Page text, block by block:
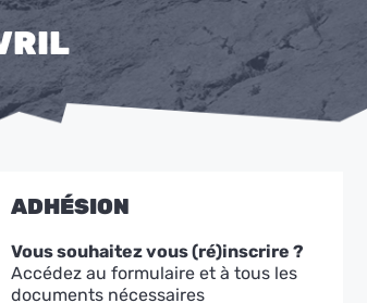
ADHÉSION
Vous souhaitez vous (ré)inscrire ?
Accédez au formulaire et à tous les
documents nécessaires